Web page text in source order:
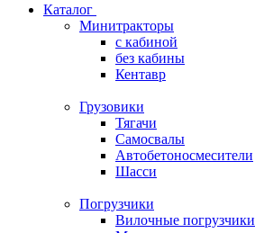
Каталог
Минитракторы
c кабиной
без кабины
Кентавр
Грузовики
Тягачи
Самосвалы
Автобетоносмесители
Шасси
Погрузчики
Вилочные погрузчики